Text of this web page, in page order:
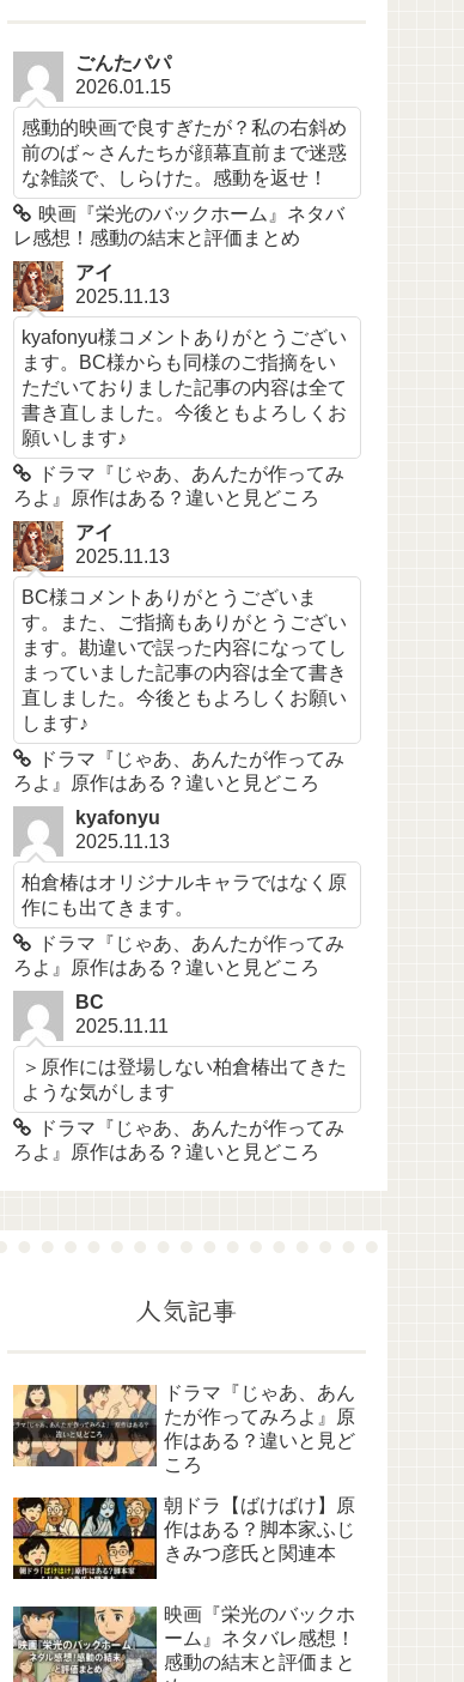
ごんたパパ
2026.01.15
感動的映画で良すぎたが？私の右斜め
前のば～さんたちが顔幕直前まで迷惑
な雑談で、しらけた。感動を返せ！
映画『栄光のバックホーム』ネタバ
レ感想！感動の結末と評価まとめ
アイ
2025.11.13
kyafonyu様コメントありがとうござい
ます。BC様からも同様のご指摘をい
ただいておりました記事の内容は全て
書き直しました。今後ともよろしくお
願いします♪
ドラマ『じゃあ、あんたが作ってみ
ろよ』原作はある？違いと見どころ
アイ
2025.11.13
BC様コメントありがとうございま
す。また、ご指摘もありがとうござい
ます。勘違いで誤った内容になってし
まっていました記事の内容は全て書き
直しました。今後ともよろしくお願い
します♪
ドラマ『じゃあ、あんたが作ってみ
ろよ』原作はある？違いと見どころ
kyafonyu
2025.11.13
柏倉椿はオリジナルキャラではなく原
作にも出てきます。
ドラマ『じゃあ、あんたが作ってみ
ろよ』原作はある？違いと見どころ
BC
2025.11.11
＞原作には登場しない柏倉椿出てきた
ような気がします
ドラマ『じゃあ、あんたが作ってみ
ろよ』原作はある？違いと見どころ
人気記事
ドラマ『じゃあ、あん
たが作ってみろよ』原
作はある？違いと見ど
ころ
朝ドラ【ばけばけ】原
作はある？脚本家ふじ
きみつ彦氏と関連本
映画『栄光のバックホ
ーム』ネタバレ感想！
感動の結末と評価まと